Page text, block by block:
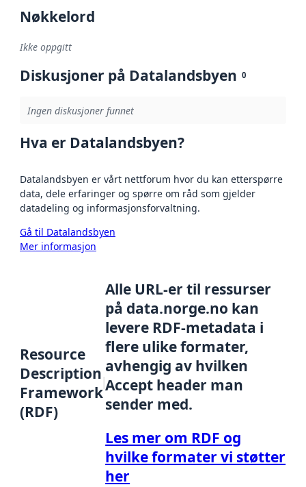
Nøkkelord
Ikke oppgitt
Diskusjoner på Datalandsbyen 0
Ingen diskusjoner funnet
Hva er Datalandsbyen?
Datalandsbyen er vårt nettforum hvor du kan etterspørre
data, dele erfaringer og spørre om råd som gjelder
datadeling og informasjonsforvaltning.
Gå til Datalandsbyen
Mer informasjon
Resource
Description
Framework
(RDF)
Alle URL-er til ressurser
på data.norge.no kan
levere RDF-metadata i
flere ulike formater,
avhengig av hvilken
Accept header man
sender med.
Les mer om RDF og
hvilke formater vi støtter
her